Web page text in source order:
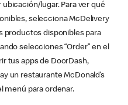
lugar. Para ver qué
selecciona McDelivery
productos disponibles para
selecciones “Order” en el
tus apps de DoorDash,
un restaurante McDonald’s
menú para ordenar.